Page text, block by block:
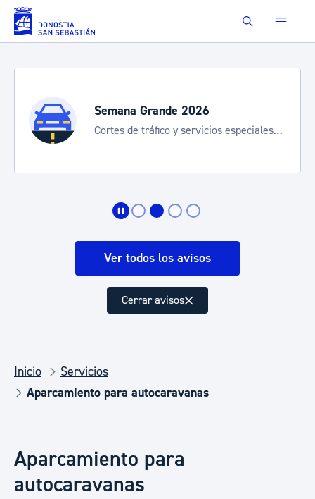
Saltar al contenido principal Buscar
Semana Grande 2026
Cortes de tráfico y servicios especiales
Ver todos los avisos
Cerrar avisos
Inicio
Servicios
Aparcamiento para autocaravanas
Aparcamiento para
autocaravanas